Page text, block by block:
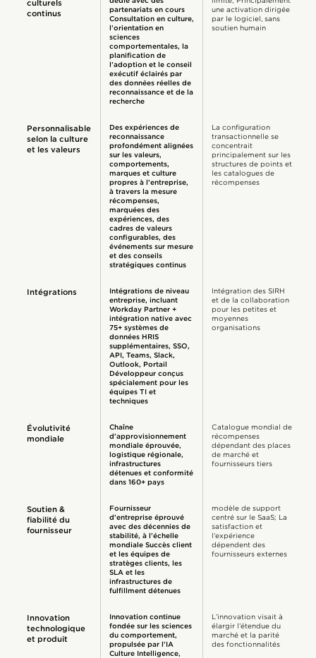
culturels
continus
partenariats en cours
Consultation en culture,
l’orientation en
sciences
comportementales, la
planification de
l’adoption et le conseil
exécutif éclairés par
des données réelles de
reconnaissance et de la
recherche
une activation dirigée
par le logiciel, sans
soutien humain
Personnalisable
selon la culture
et les valeurs
Des expériences de
reconnaissance
profondément alignées
sur les valeurs,
comportements,
marques et culture
propres à l’entreprise,
à travers la mesure
récompenses,
marquées des
expériences, des
cadres de valeurs
configurables, des
événements sur mesure
et des conseils
stratégiques continus
La configuration
transactionnelle se
concentrait
principalement sur les
structures de points et
les catalogues de
récompenses
Intégrations
Intégrations de niveau
entreprise, incluant
Workday Partner +
intégration native avec
75+ systèmes de
données HRIS
supplémentaires, SSO,
API, Teams, Slack,
Outlook, Portail
Développeur conçus
spécialement pour les
équipes TI et
techniques
Intégration des SIRH
et de la collaboration
pour les petites et
moyennes
organisations
Évolutivité
mondiale
Chaîne
d’approvisionnement
mondiale éprouvée,
logistique régionale,
infrastructures
détenues et conformité
dans 160+ pays
Catalogue mondial de
récompenses
dépendant des places
de marché et
fournisseurs tiers
Soutien &
fiabilité du
fournisseur
Fournisseur
d’entreprise éprouvé
avec des décennies de
stabilité, à l’échelle
mondiale Succès client
et les équipes de
stratèges clients, les
SLA et les
infrastructures de
fulfillment détenues
modèle de support
centré sur le SaaS; La
satisfaction et
l’expérience
dépendent des
fournisseurs externes
Innovation
technologique
et produit
Innovation continue
fondée sur les sciences
du comportement,
propulsée par l’IA
Culture Intelligence,
L’innovation visait à
élargir l’étendue du
marché et la parité
des fonctionnalités